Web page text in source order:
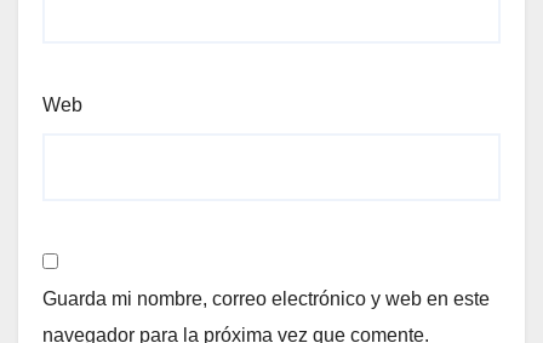
Web
Guarda mi nombre, correo electrónico y web en este
navegador para la próxima vez que comente.